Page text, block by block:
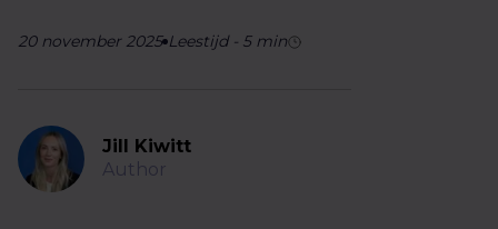
20 november 2025 Leestijd- 5min
Jill Kiwitt
Author